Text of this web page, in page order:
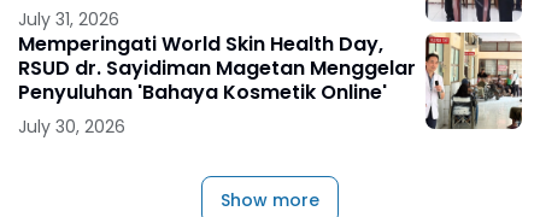
July 31, 2026
Memperingati World Skin Health Day,
RSUD dr. Sayidiman Magetan Menggelar
Penyuluhan 'Bahaya Kosmetik Online'
July 30, 2026
Show more